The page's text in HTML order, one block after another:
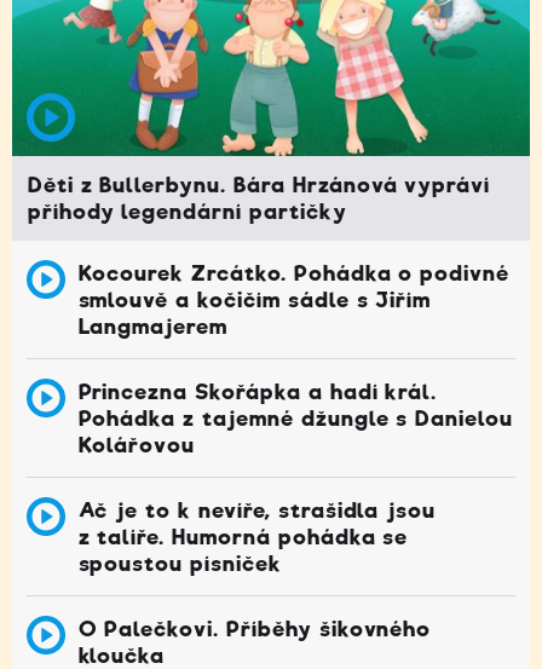
Děti z Bullerbynu. Bára Hrzánová vypráví
příhody legendární partičky
Kocourek Zrcátko. Pohádka o podivné
smlouvě a kočičím sádle s Jiřím
Langmajerem
Princezna Skořápka a hadí král.
Pohádka z tajemné džungle s Danielou
Kolářovou
Ač je to k nevíře, strašidla jsou
z talíře. Humorná pohádka se
spoustou písniček
O Palečkovi. Příběhy šikovného
kloučka